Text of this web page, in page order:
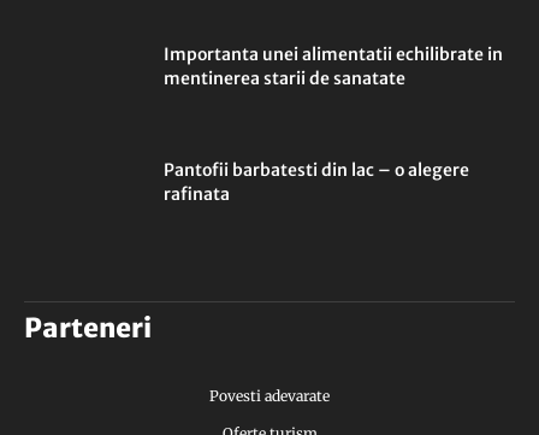
Importanta unei alimentatii echilibrate in
mentinerea starii de sanatate
Pantofii barbatesti din lac – o alegere
rafinata
Parteneri
Povesti adevarate